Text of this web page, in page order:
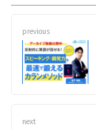
previous
next